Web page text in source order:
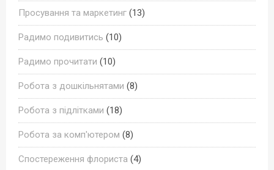
Просування та маркетинг (13)
Радимо подивитись (10)
Радимо прочитати (10)
Робота з дошкільнятами (8)
Робота з підлітками (18)
Робота за комп'ютером (8)
Спостереження флориста (4)